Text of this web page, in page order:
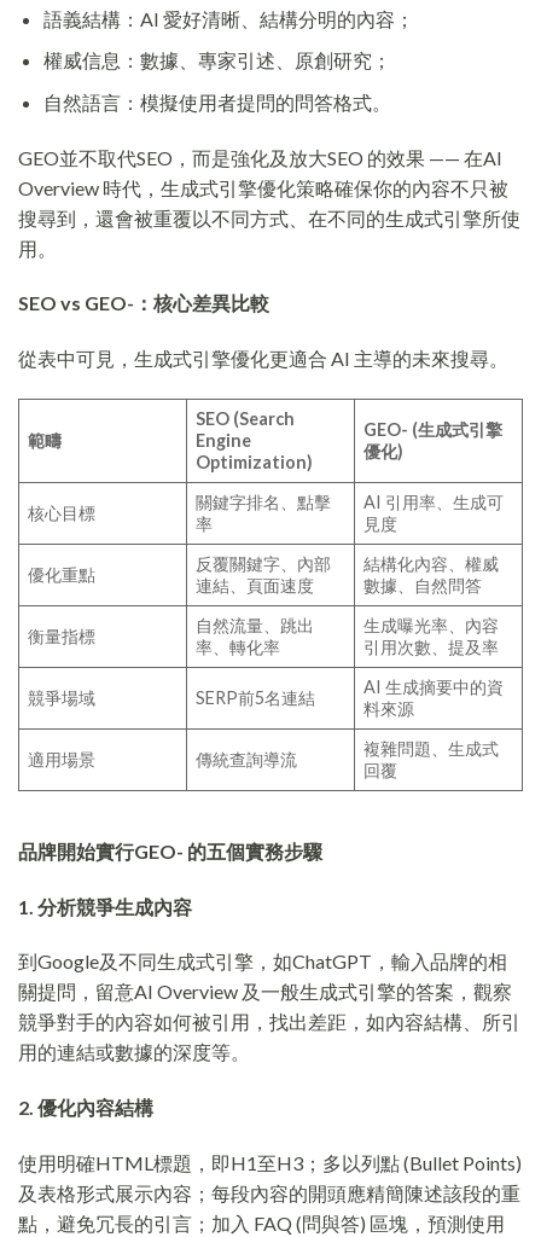
語義結構：AI 愛好清晰、結構分明的內容；
權威信息：數據、專家引述、原創研究；
自然語言：模擬使用者提問的問答格式。
GEO並不取代SEO，而是強化及放大SEO 的效果 —— 在AI
Overview 時代，生成式引擎優化策略確保你的內容不只被
搜尋到，還會被重覆以不同方式、在不同的生成式引擎所使
用。
SEO vs GEO- ：核心差異比較
從表中可見，生成式引擎優化更適合 AI 主導的未來搜尋。
範疇
SEO (Search
Engine
Optimization)
GEO- (生成式引擎
優化)
核心目標
關鍵字排名、點擊
率
AI 引用率、生成可
見度
優化重點
反覆關鍵字、內部
連結、頁面速度
結構化內容、權威
數據、自然問答
衡量指標
自然流量、跳出
率、轉化率
生成曝光率、內容
引用次數、提及率
競爭場域 SERP前5名連結
AI 生成摘要中的資
料來源
適用場景 傳統查詢導流
複雜問題、生成式
回覆
品牌開始實行GEO- 的五個實務步驟
1. 分析競爭生成內容
到Google及不同生成式引擎，如ChatGPT，輸入品牌的相
關提問，留意AI Overview 及一般生成式引擎的答案，觀察
競爭對手的內容如何被引用，找出差距，如內容結構、所引
用的連結或數據的深度等。
2. 優化內容結構
使用明確HTML標題，即H1至H3；多以列點 (Bullet Points)
及表格形式展示內容；每段內容的開頭應精簡陳述該段的重
點，避免冗長的引言；加入 FAQ (問與答) 區塊，預測使用